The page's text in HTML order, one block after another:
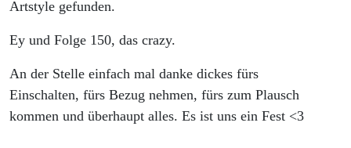
#150
Artstyle gefunden.
Ey und Folge 150, das crazy.
An der Stelle einfach mal danke dickes fürs
Einschalten, fürs Bezug nehmen, fürs zum Plausch
kommen und überhaupt alles. Es ist uns ein Fest <3